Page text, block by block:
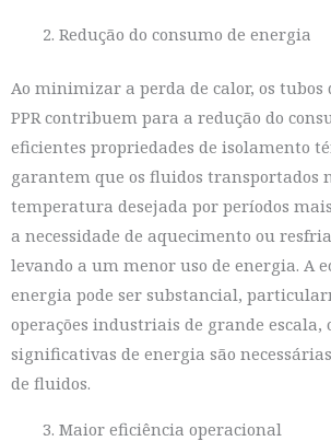
Redução do consumo de energia
Ao minimizar a perda de calor, os tubos
PPR contribuem para a redução do
eficientes propriedades de isolamento
garantem que os fluidos transportados
temperatura desejada por períodos
a necessidade de aquecimento ou
levando a um menor uso de energia. A
energia pode ser substancial,
operações industriais de grande escala,
significativas de energia são
de fluidos.
Maior eficiência operacional